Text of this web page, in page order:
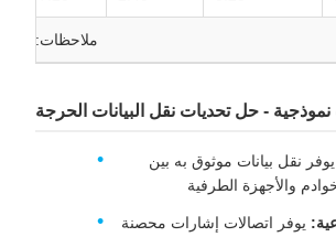
ملاحظات:
- حل تحديات نقل البيانات الحرجة
يوفر نقل بيانات موثوق به بين
والأجهزة الطرفية
يوفر اتصالات إشارات محصنة